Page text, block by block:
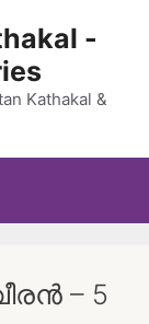
-
Kathakal &
– 5